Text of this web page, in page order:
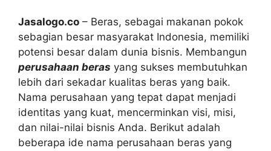
Jasalogo.co – Beras, sebagai makanan pokok
sebagian besar masyarakat Indonesia, memiliki
potensi besar dalam dunia bisnis. Membangun
perusahaan beras yang sukses membutuhkan
lebih dari sekadar kualitas beras yang baik.
Nama perusahaan yang tepat dapat menjadi
identitas yang kuat, mencerminkan visi, misi,
dan nilai-nilai bisnis Anda. Berikut adalah
beberapa ide nama perusahaan beras yang